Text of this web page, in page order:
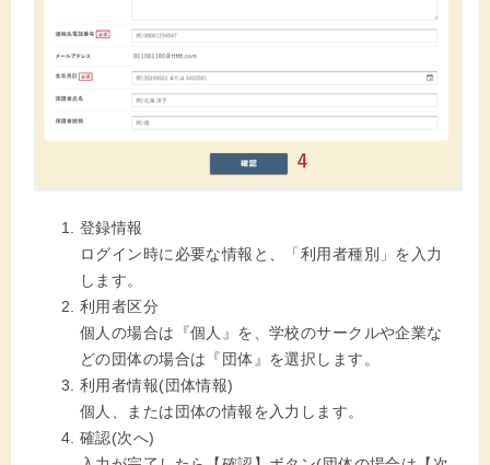
登録情報
ログイン時に必要な情報と、「利用者種別」を入力
します。
利用者区分
個人の場合は『個人』を、学校のサークルや企業な
どの団体の場合は『団体』を選択します。
利用者情報(団体情報)
個人、または団体の情報を入力します。
確認(次へ)